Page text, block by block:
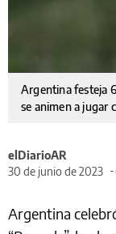
Argentina festeja
se animen a jugar
elDiarioAR
30 de junio de 2023
Argentina